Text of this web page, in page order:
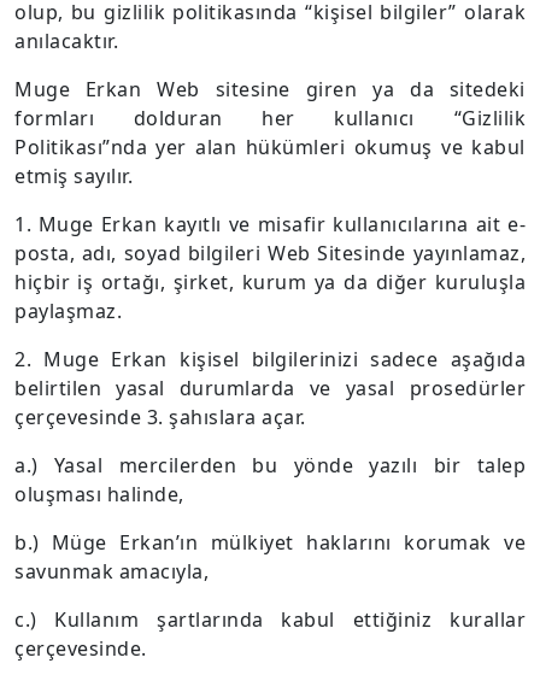
olup, bu gizlilik politikasında “kişisel bilgiler” olarak
anılacaktır.
Muge Erkan Web sitesine giren ya da sitedeki
formları dolduran her kullanıcı “Gizlilik
Politikası”nda yer alan hükümleri okumuş ve kabul
etmiş sayılır.
1. Muge Erkan kayıtlı ve misafir kullanıcılarına ait e-
posta, adı, soyad bilgileri Web Sitesinde yayınlamaz,
hiçbir iş ortağı, şirket, kurum ya da diğer kuruluşla
paylaşmaz.
2. Muge Erkan kişisel bilgilerinizi sadece aşağıda
belirtilen yasal durumlarda ve yasal prosedürler
çerçevesinde 3. şahıslara açar.
a.) Yasal mercilerden bu yönde yazılı bir talep
oluşması halinde,
b.) Müge Erkan’ın mülkiyet haklarını korumak ve
savunmak amacıyla,
c.) Kullanım şartlarında kabul ettiğiniz kurallar
çerçevesinde.